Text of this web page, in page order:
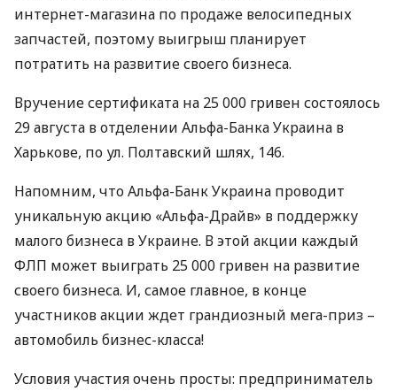
интернет-магазина по продаже велосипедных
запчастей, поэтому выигрыш планирует
потратить на развитие своего бизнеса.
Вручение сертификата на 25 000 гривен состоялось
29 августа в отделении Альфа-Банка Украина в
Харькове, по ул. Полтавский шлях, 146.
Напомним, что Альфа-Банк Украина проводит
уникальную акцию «Альфа-Драйв» в поддержку
малого бизнеса в Украине. В этой акции каждый
ФЛП может выиграть 25 000 гривен на развитие
своего бизнеса. И, самое главное, в конце
участников акции ждет грандиозный мега-приз –
автомобиль бизнес-класса!
Условия участия очень просты: предприниматель